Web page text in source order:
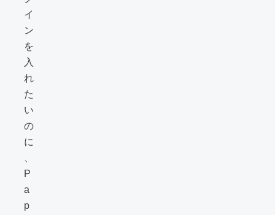
イ
ン
を
入
れ
た
い
の
に
、
P
a
p